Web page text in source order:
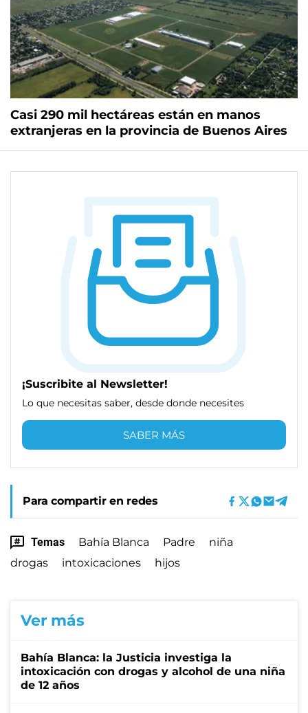
Casi 290 mil hectáreas están en manos
extranjeras en la provincia de Buenos Aires
¡Suscribite al Newsletter!
Lo que necesitas saber, desde donde necesites
SABER MÁS
Para compartir en redes
Temas Bahía Blanca Padre
niña
drogas
intoxicaciones hijos
Ver más
Bahía Blanca: la Justicia investiga la
intoxicación con drogas y alcohol de una niña
de 12 años